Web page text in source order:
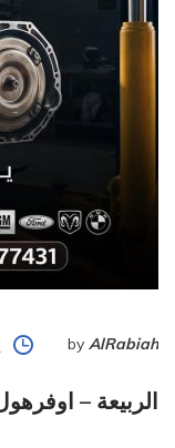
by AlRabiah
الربيعة –